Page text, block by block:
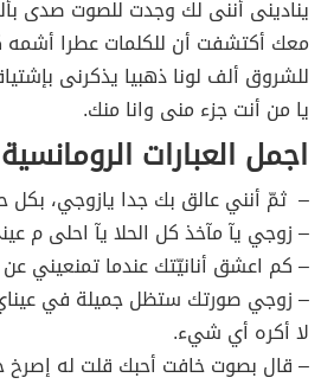
ينادينى أننى لك وجدت للصوت صدى
معك أكتشفت أن للكلمات عطرا أشمه
للشروق ألف لونا ذهبيا يذكرنى
يا من أنت جزء منى وانا منك.
اجمل العبارات
– ثمّ أنني عالق بك جدا يازوجي،
– زوجي يآ مآخذ كل الحلا يآ احلى م
– ﻛﻢ ﺍعشق أنانيّتك عندما ﺗﻤﻨﻌﻴﻨﻲ
– زوجي صورتك ستظل جميلة في
لا أكره أي شيء.
– قال بصوت خافت أحبك قلت له إصرخ